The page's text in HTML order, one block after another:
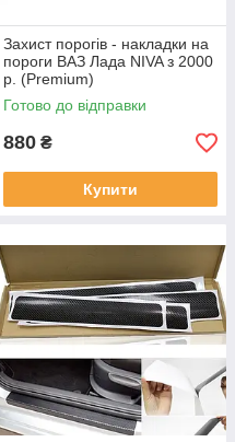
Захист порогів - накладки на
пороги ВАЗ Лада NIVA з 2000
р. (Premium)
Готово до відправки
880 ₴
Купити